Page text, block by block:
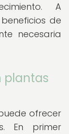
A
de
necesaria
plantas
ofrecer
En primer